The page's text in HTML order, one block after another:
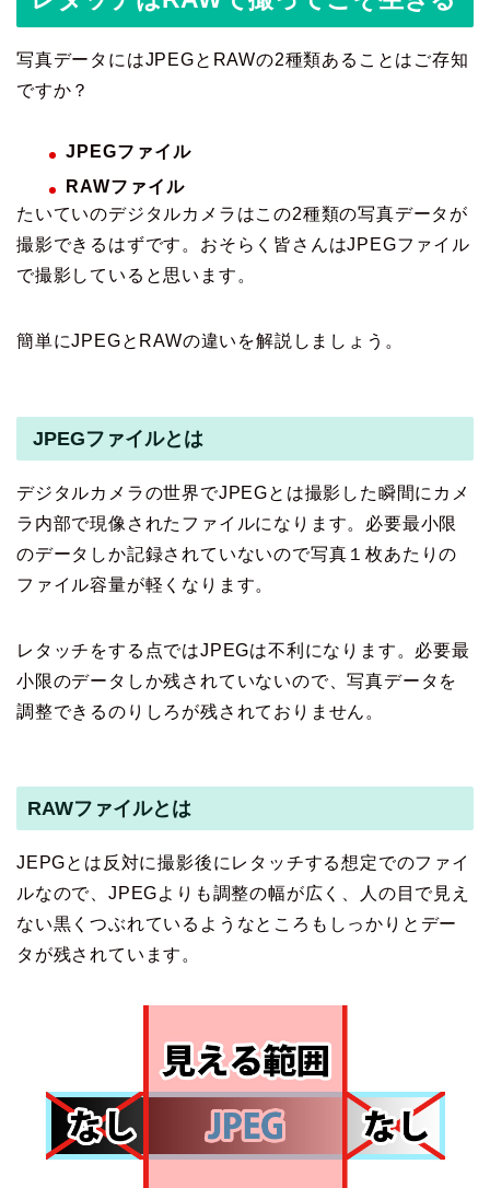
写真データにはJPEGとRAWの2種類あることはご存知
ですか？
JPEGファイル
RAWファイル
たいていのデジタルカメラはこの2種類の写真データが
撮影できるはずです。おそらく皆さんはJPEGファイル
で撮影していると思います。
簡単にJPEGとRAWの違いを解説しましょう。
JPEGファイルとは
デジタルカメラの世界でJPEGとは撮影した瞬間にカメ
ラ内部で現像されたファイルになります。必要最小限
のデータしか記録されていないので写真１枚あたりの
ファイル容量が軽くなります。
レタッチをする点ではJPEGは不利になります。必要最
小限のデータしか残されていないので、写真データを
調整できるのりしろが残されておりません。
RAWファイルとは
JEPGとは反対に撮影後にレタッチする想定でのファイ
ルなので、JPEGよりも調整の幅が広く、人の目で見え
ない黒くつぶれているようなところもしっかりとデー
タが残されています。